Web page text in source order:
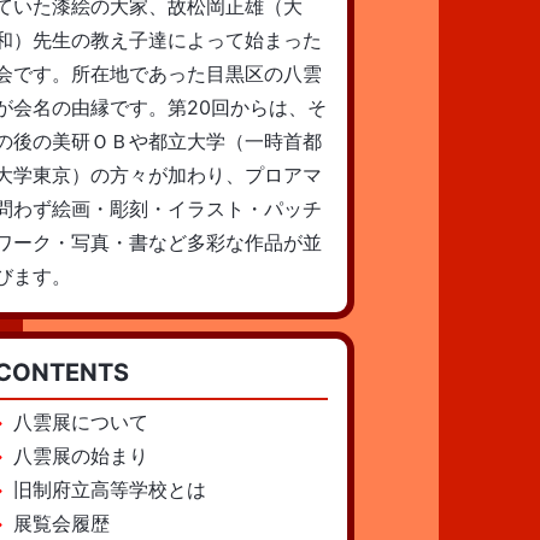
いた漆絵の大家、故松岡正雄（大
）先生の教え子達によって始まった
です。所在地であった目黒区の八雲
会名の由縁です。第20回からは、そ
後の美研ＯＢや都立大学（一時首都
学東京）の方々が加わり、プロアマ
わず絵画・彫刻・イラスト・パッチ
ーク・写真・書など多彩な作品が並
ます。
八雲展について
八雲展の始まり
旧制府立高等学校とは
展覧会履歴